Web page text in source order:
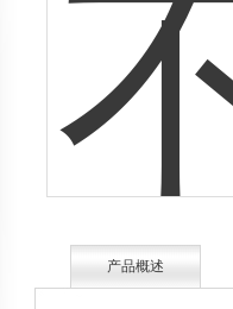
产品概述